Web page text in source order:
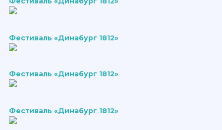
Фестиваль «Динабург 1812»
Фестиваль «Динабург 1812»
Фестиваль «Динабург 1812»